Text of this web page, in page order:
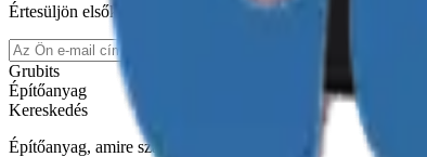
Értesüljön elsőként akcióinkról és újdonságainkról.
Grubits
Építőanyag
Kereskedés
Építőanyag, amire számíthat — 1996 óta